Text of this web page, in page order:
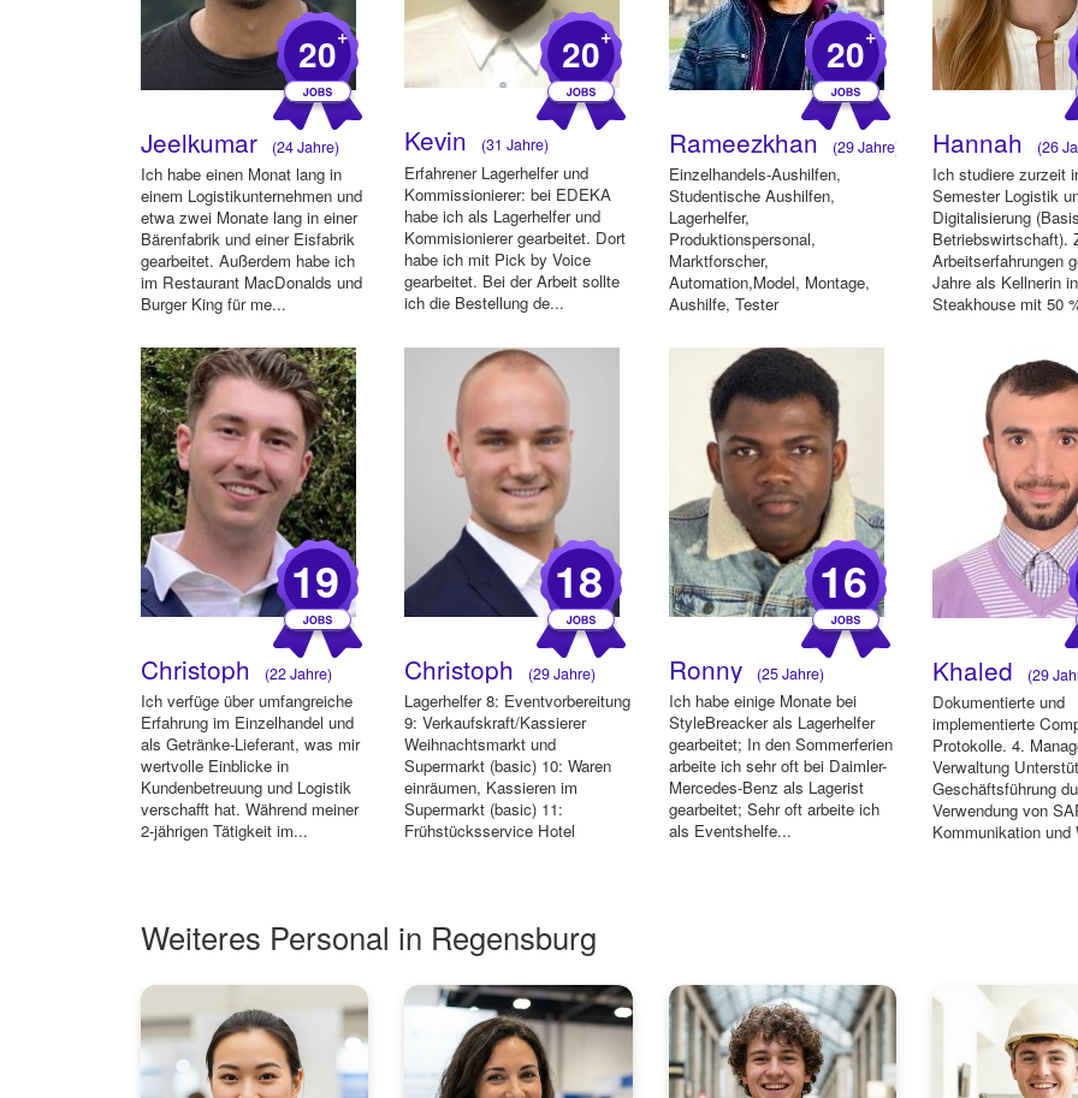
20+
Jeelkumar (24 Jahre)
Ich habe einen Monat lang in
einem Logistikunternehmen und
etwa zwei Monate lang in einer
Bärenfabrik und einer Eisfabrik
gearbeitet. Außerdem habe ich
im Restaurant MacDonalds und
Burger King für me...
20+
Kevin (31 Jahre)
Erfahrener Lagerhelfer und
Kommissionierer: bei EDEKA
habe ich als Lagerhelfer und
Kommisionierer gearbeitet. Dort
habe ich mit Pick by Voice
gearbeitet. Bei der Arbeit sollte
ich die Bestellung de...
20+
Rameezkhan (29 Jahre)
Einzelhandels-Aushilfen,
Studentische Aushilfen,
Lagerhelfer,
Produktionspersonal,
Marktforscher,
Automation,Model, Montage,
Aushilfe, Tester
Hannah (26
Ich studiere zurzeit
Semester Logistik
Digitalisierung
Betriebswirtschaft).
Arbeitserfahrungen
Jahre als Kellnerin
Steakhouse mit 50
19
Christoph (22 Jahre)
Ich verfüge über umfangreiche
Erfahrung im Einzelhandel und
als Getränke-Lieferant, was mir
wertvolle Einblicke in
Kundenbetreuung und Logistik
verschafft hat. Während meiner
2-jährigen Tätigkeit im...
18
Christoph (29 Jahre)
Lagerhelfer 8: Eventvorbereitung
9: Verkaufskraft/Kassierer
Weihnachtsmarkt und
Supermarkt (basic) 10: Waren
einräumen, Kassieren im
Supermarkt (basic) 11:
Frühstücksservice Hotel
16
Ronny (25 Jahre)
Ich habe einige Monate bei
StyleBreacker als Lagerhelfer
gearbeitet; In den Sommerferien
arbeite ich sehr oft bei Daimler-
Mercedes-Benz als Lagerist
gearbeitet; Sehr oft arbeite ich
als Eventshelfe...
Khaled (29
Dokumentierte und
implementierte
Protokolle. 4.
Verwaltung
Geschäftsführung
Verwendung von
Kommunikation und
Weiteres Personal in Regensburg